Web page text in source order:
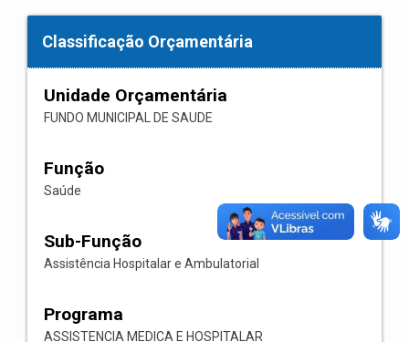
Classificação Orçamentária
Unidade Orçamentária
FUNDO MUNICIPAL DE SAUDE
Função
Saúde
Sub-Função
Assistência Hospitalar e Ambulatorial
Programa
ASSISTENCIA MEDICA E HOSPITALAR